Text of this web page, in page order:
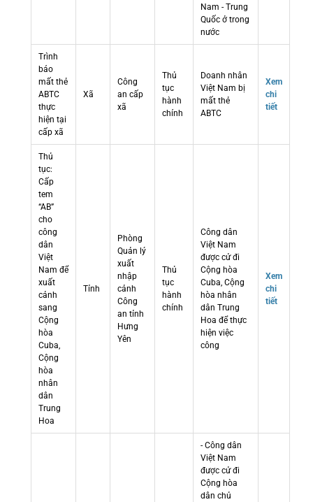
Nam - Trung
Quốc ở trong
nước
Trình
báo
mất thẻ
ABTC
thực
hiện tại
cấp xã
Xã
Công
an cấp
xã
Thủ
tục
hành
chính
Doanh nhân
Việt Nam bị
mất thẻ
ABTC
Xem
chi
tiết
Thủ
tục:
Cấp
tem
“AB”
cho
công
dân
Việt
Nam để
xuất
cảnh
sang
Cộng
hòa
Cuba,
Cộng
hòa
nhân
dân
Trung
Hoa
Tỉnh
Phòng
Quản lý
xuất
nhập
cảnh
Công
an tỉnh
Hưng
Yên
Thủ
tục
hành
chính
Công dân
Việt Nam
được cử đi
Cộng hòa
Cuba, Cộng
hòa nhân
dân Trung
Hoa để thực
hiện việc
công
Xem
chi
tiết
- Công dân
Việt Nam
được cử đi
Cộng hòa
dân chủ